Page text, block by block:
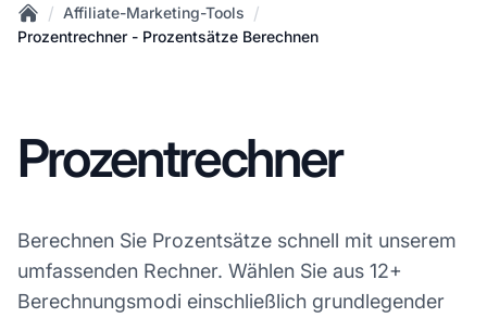
Home
/ Affiliate-Marketing-Tools /
Prozentrechner - Prozentsätze Berechnen
Prozentrechner
Berechnen Sie Prozentsätze schnell mit unserem
umfassenden Rechner. Wählen Sie aus 12+
Berechnungsmodi einschließlich grundlegender